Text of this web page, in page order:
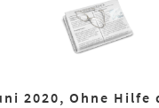
2020, Ohne Hilfe